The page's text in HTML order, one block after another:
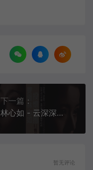
下一篇：
林心如 - 云深深雨濛濛[MP3-320K/FLAC][10.1M/27.6M]
暂无评论